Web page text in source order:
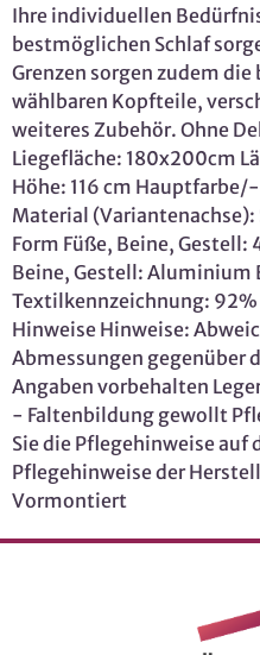
Ihre individuellen
bestmöglichen Schlaf
Grenzen sorgen zudem die
wählbaren Kopfteile,
weiteres Zubehör. Ohne
Liegefläche: 180x200cm
Höhe: 116 cm
Material
Form Füße, Beine,
Beine, Gestell: Aluminium
Textilkennzeichnung:
Hinweise Hinweise:
Abmessungen gegenüber
Angaben vorbehalten
- Faltenbildung gewollt
Sie die Pflegehinweise
Pflegehinweise der
Vormontiert